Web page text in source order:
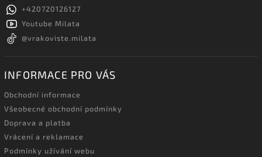
+420720126127
Youtube Milata
@vrakoviste.milata
INFORMACE PRO VÁS
Obchodní informace
Všeobecné obchodní podmínky
Doprava a platba
Vrácení a reklamace
Podmínky užívání webu